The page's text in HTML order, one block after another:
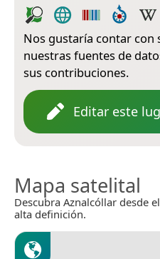
Nos gustaría contar con
nuestras fuentes de
sus contribuciones.
Editar este
Mapa satelital
Descubra Aznalcóllar desde
alta definición.